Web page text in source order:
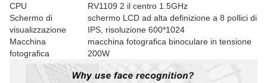
CPU
RV1109 2 il centro 1.5GHz
Schermo di
visualizzazione
schermo LCD ad alta definizione a 8 pollici di
IPS, risoluzione 600*1024
Macchina
fotografica
macchina fotografica binoculare in tensione
200W